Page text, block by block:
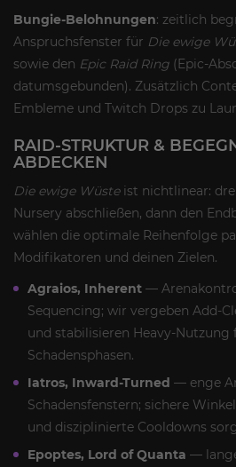
Bungie-Belohnungen: zeitlich
Anspruchsfenster für Die ewige
sowie den Epic Raid Ring (Epic-
datumsgebunden). Zusätzlich
Embleme und Twitch Drops zu
RAID-STRUKTUR &
ABDECKEN
Die ewige Wüsteist nichtlinear:
Nursery abschließen, dann den
wählen die optimale Reihenfolge
Modifikatoren und deinen Zielen.
Agraios, Inherent —
Sequencing; wir vergeben Add-
und stabilisieren Heavy-Nutzung
Schadensphasen.
Iatros, Inward-Turned — enge
Schadensfenstern; sichere
und disziplinierte Cooldowns
Epoptes, Lord of Quanta —